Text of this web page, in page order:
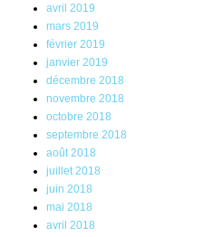
avril 2019
mars 2019
février 2019
janvier 2019
décembre 2018
novembre 2018
octobre 2018
septembre 2018
août 2018
juillet 2018
juin 2018
mai 2018
avril 2018